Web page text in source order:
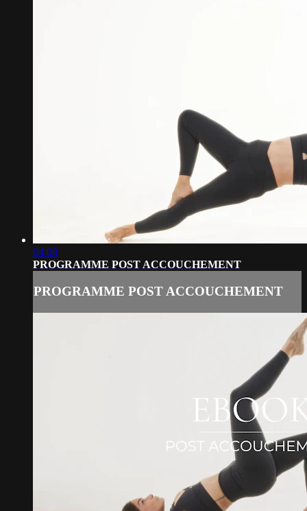
04:08
PROGRAMME POST ACCOUCHEMENT
PROGRAMME POST ACCOUCHEMENT